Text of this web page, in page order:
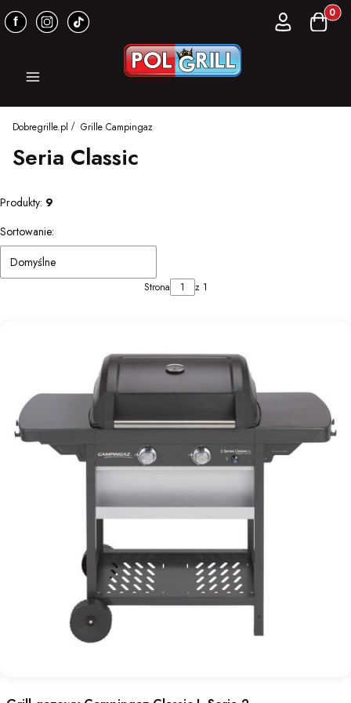
Zaloguj sięKoszyk
Menu
Dobregrille.pl Grille Campingaz
Seria Classic
Produkty: 9
Lista produktów
Sortowanie:
Domyślne
Strona z 1